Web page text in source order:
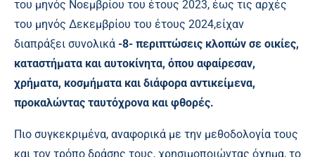
του μηνός Νοεμβρίου του έτους 2023, έως τις αρχές
του μηνός Δεκεμβρίου του έτους 2024,είχαν
διαπράξει συνολικά -8- περιπτώσεις κλοπών σε οικίες,
καταστήματα και αυτοκίνητα, όπου αφαίρεσαν,
χρήματα, κοσμήματα και διάφορα αντικείμενα,
προκαλώντας ταυτόχρονα και φθορές.
Πιο συγκεκριμένα, αναφορικά με την μεθοδολογία τους
και τον τρόπο δράσης τους, χρησιμοποιώντας όχημα, το